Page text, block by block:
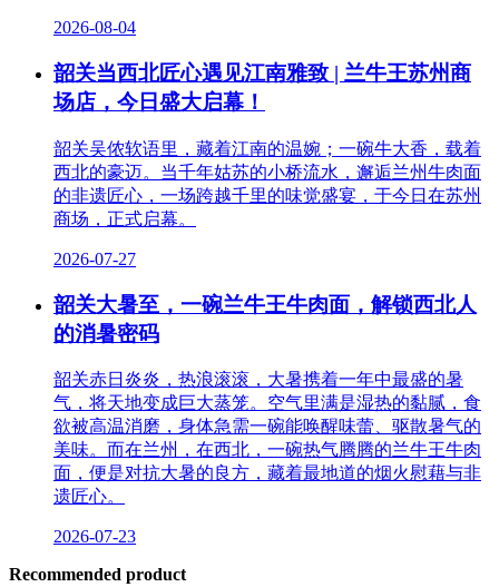
2026-08-04
韶关当西北匠心遇见江南雅致 | 兰牛王苏州商
场店，今日盛大启幕！
韶关吴侬软语里，藏着江南的温婉；一碗牛大香，载着
西北的豪迈。当千年姑苏的小桥流水，邂逅兰州牛肉面
的非遗匠心，一场跨越千里的味觉盛宴，于今日在苏州
商场，正式启幕。
2026-07-27
韶关大暑至，一碗兰牛王牛肉面，解锁西北人
的消暑密码
韶关赤日炎炎，热浪滚滚，大暑携着一年中最盛的暑
气，将天地变成巨大蒸笼。空气里满是湿热的黏腻，食
欲被高温消磨，身体急需一碗能唤醒味蕾、驱散暑气的
美味。而在兰州，在西北，一碗热气腾腾的兰牛王牛肉
面，便是对抗大暑的良方，藏着最地道的烟火慰藉与非
遗匠心。
2026-07-23
Recommended product